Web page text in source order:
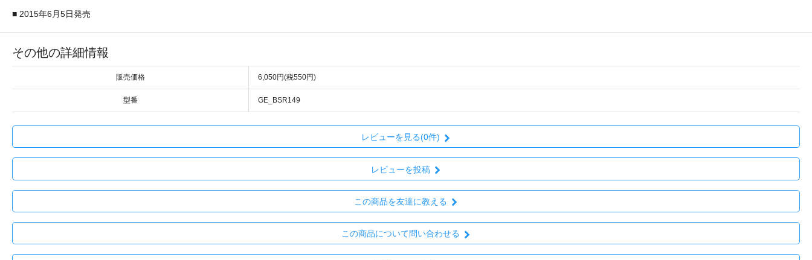
■ 2015年6月5日発売
その他の詳細情報
販売価格 6,050円(税550円)
型番 GE_BSR149
レビューを見る(0件)
レビューを投稿
この商品を友達に教える
この商品について問い合わせる